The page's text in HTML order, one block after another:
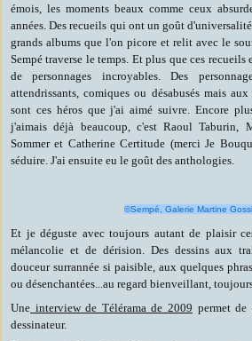
émois, les moments beaux comme ceux
années. Des recueils qui ont un goût
grands albums que l'on picore et relit avec le
Sempé traverse le temps. Et plus que ces
de personnages incroyables. Des
attendrissants, comiques ou désabusés mais
sont ces héros que j'ai aimé suivre. Encore
j'aimais déjà beaucoup, c'est Raoul Taburin,
Sommer et Catherine Certitude (merci Je
séduire. J'ai ensuite eu le goût des anthologies.
©Sempé, Galerie Martine
Et je déguste avec toujours autant de plaisir
mélancolie et de dérision. Des dessins aux
douceur surrannée si paisible, aux quelques
ou désenchantées...au regard bienveillant,
Une interview de Télérama de 2009 permet
dessinateur.